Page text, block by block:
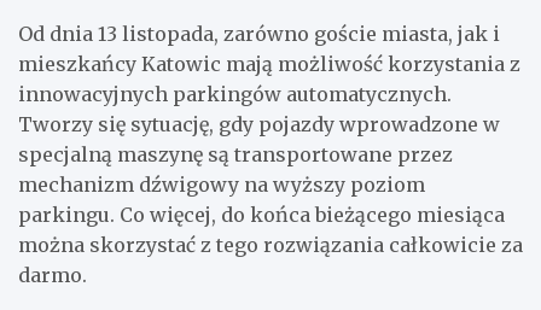
Od dnia 13 listopada, zarówno goście miasta, jak i
mieszkańcy Katowic mają możliwość korzystania z
innowacyjnych parkingów automatycznych.
Tworzy się sytuację, gdy pojazdy wprowadzone w
specjalną maszynę są transportowane przez
mechanizm dźwigowy na wyższy poziom
parkingu. Co więcej, do końca bieżącego miesiąca
można skorzystać z tego rozwiązania całkowicie za
darmo.